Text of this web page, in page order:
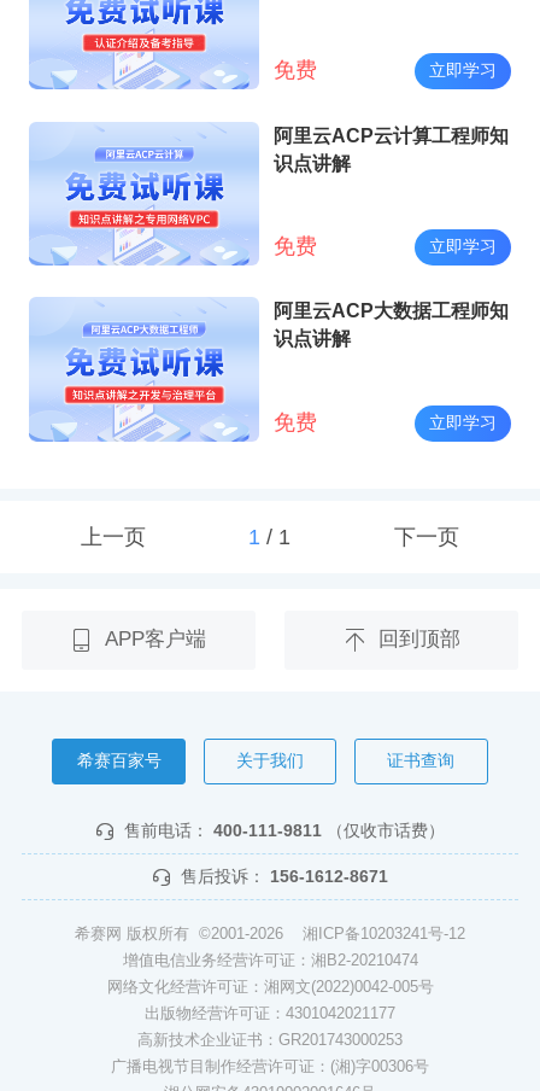
免费 立即学习
阿里云ACP云计算工程师知
识点讲解
免费 立即学习
阿里云ACP大数据工程师知
识点讲解
免费 立即学习
上一页 1/ 1 下一页
APP客户端 回到顶部
希赛百家号 关于我们 证书查询
售前电话： 400-111-9811 （仅收市话费）
售后投诉： 156-1612-8671
希赛网 版权所有 ©2001-2026 湘ICP备10203241号-12
增值电信业务经营许可证：湘B2-20210474
网络文化经营许可证：湘网文(2022)0042-005号
出版物经营许可证：4301042021177
高新技术企业证书：GR201743000253
广播电视节目制作经营许可证：(湘)字00306号